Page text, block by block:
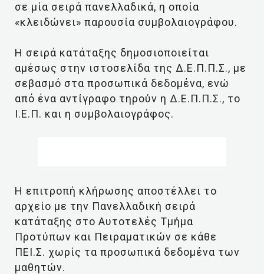
σε μία σειρά πανελλαδικά, η οποία
«κλειδώνει» παρουσία συμβολαιογράφου.
Η σειρά κατάταξης δημοσιοποιείται
αμέσως στην ιστοσελίδα της Δ.Ε.Π.Π.Σ., με
σεβασμό στα προσωπικά δεδομένα, ενώ
από ένα αντίγραφο τηρούν η Δ.Ε.Π.Π.Σ., το
Ι.Ε.Π. και η συμβολαιογράφος.
Η επιτροπή κλήρωσης αποστέλλει το
αρχείο με την Πανελλαδική σειρά
κατάταξης στο Αυτοτελές Τμήμα
Προτύπων και Πειραματικών σε κάθε
ΠΕΙ.Σ. χωρίς τα προσωπικά δεδομένα των
μαθητών.